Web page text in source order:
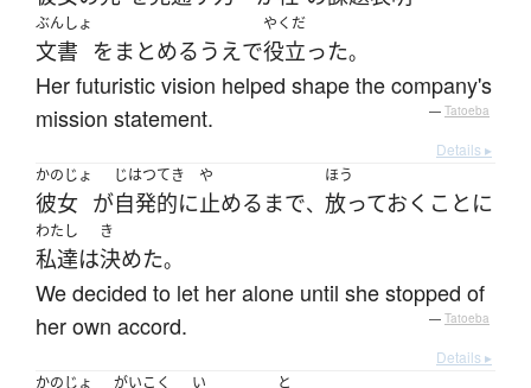
ぶんしょ
文書 を まとめる うえで
やくだ
役立った。
Her futuristic vision helped shape the company's
mission statement.
— Tatoeba
Details ▸
かのじょ
彼女 が
じはつてき
自発的に
や
止める まで、
ほう
放っておく ことに
わたし
私達は
き
決めた。
We decided to let her alone until she stopped of
her own accord.
— Tatoeba
Details ▸
かのじょ
がいこく い と